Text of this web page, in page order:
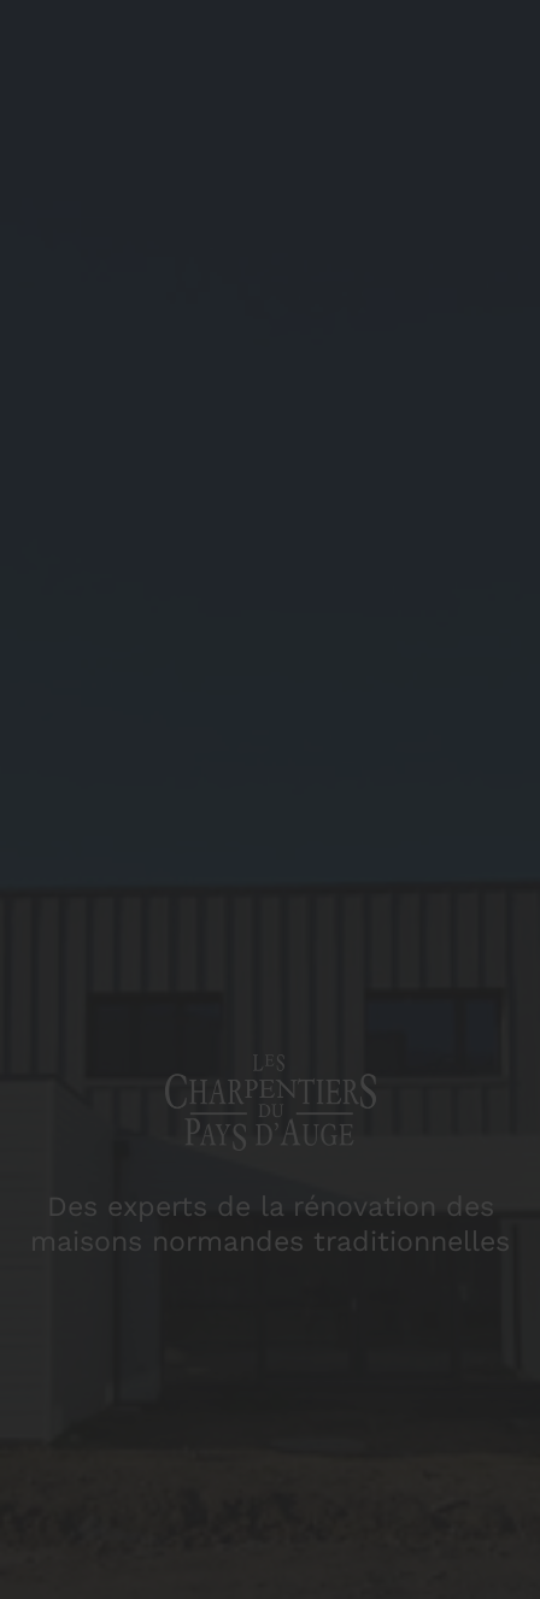
Des experts de la rénovation des
maisons normandes traditionnelles